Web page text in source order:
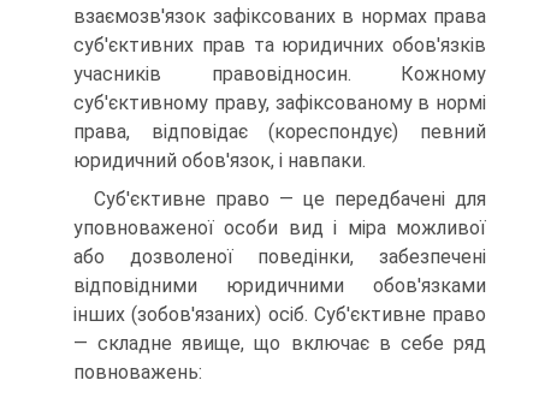
взаємозв'язок зафіксованих в нормах права
суб'єктивних прав та юридичних обов'язків
учасників правовідносин. Кожному
суб'єктивному праву, зафіксованому в нормі
права, відповідає (кореспондує) певний
юридичний обов'язок, і навпаки.
Суб'єктивне право — це передбачені для
уповноваженої особи вид і міра можливої
або дозволеної поведінки, забезпечені
відповідними юридичними обов'язками
інших (зобов'язаних) осіб. Суб'єктивне право
— складне явище, що включає в себе ряд
повноважень: